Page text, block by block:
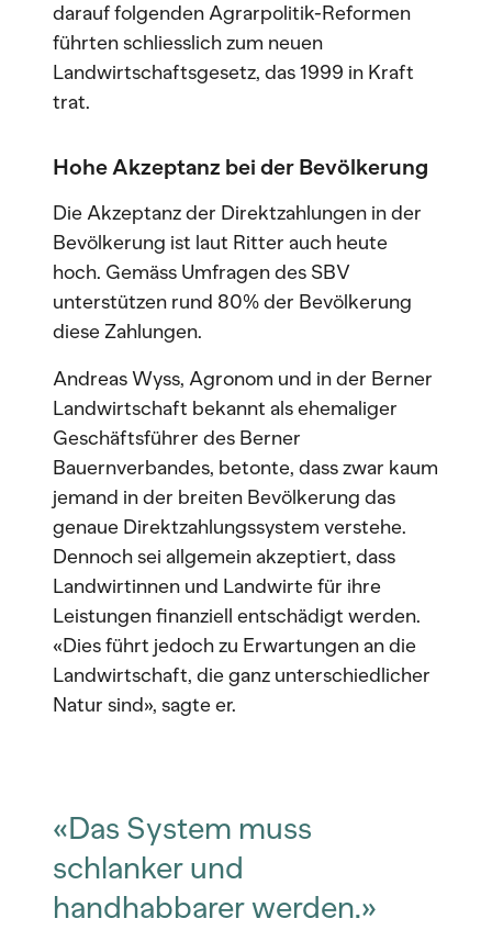
darauf folgenden Agrarpolitik-Reformen
führten schliesslich zum neuen
Landwirtschaftsgesetz, das 1999 in Kraft
trat.
Hohe Akzeptanz bei der Bevölkerung
Die Akzeptanz der Direktzahlungen in der
Bevölkerung ist laut Ritter auch heute
hoch. Gemäss Umfragen des SBV
unterstützen rund 80% der Bevölkerung
diese Zahlungen.
Andreas Wyss, Agronom und in der Berner
Landwirtschaft bekannt als ehemaliger
Geschäftsführer des Berner
Bauernverbandes, betonte, dass zwar kaum
jemand in der breiten Bevölkerung das
genaue Direktzahlungssystem verstehe.
Dennoch sei allgemein akzeptiert, dass
Landwirtinnen und Landwirte für ihre
Leistungen finanziell entschädigt werden.
«Dies führt jedoch zu Erwartungen an die
Landwirtschaft, die ganz unterschiedlicher
Natur sind», sagte er.
«Das System muss
schlanker und
handhabbarer werden.»